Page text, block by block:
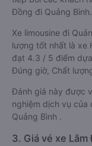
Đồng đi Quảng Bình.
Xe limousine đi
lượng tốt nhất là xe
đạt 4.3 / 5 điểm
Đúng giờ, Chất
Đánh giá này được
nghiệm dịch vụ của
Quảng Bình .
3. Giá vé xe